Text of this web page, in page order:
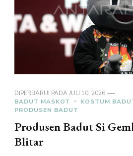
DIPERBARUI PADAJULI 10, 2026
BADUT MASKOT
KOSTUM
PRODUSEN BADUT
Produsen Badut Si
Blitar